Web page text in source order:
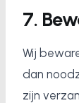
7.
Wij
dan
zijn